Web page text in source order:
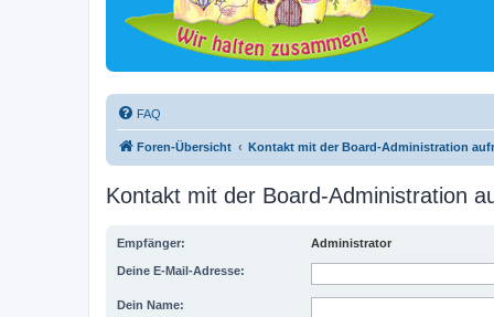
FAQ
Foren-Übersicht Kontakt mit der Board-Administration
Kontakt mit der Board-Administration
Empfänger: Administrator
Deine E-Mail-Adresse:
Dein Name: